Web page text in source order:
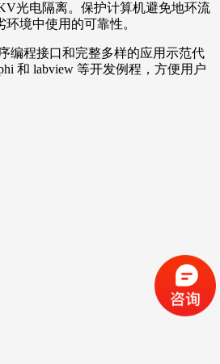
光电隔离。保护计算机避免地环流
境中使用的可靠性。
编程接口和完整多样的应用示范代
和 labview 等开发例程，方便用户